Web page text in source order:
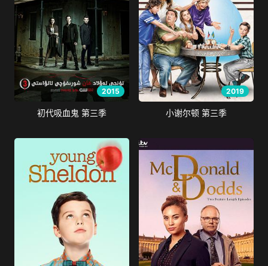
2015
初代吸血鬼 第三季
2019
小谢尔顿 第三季